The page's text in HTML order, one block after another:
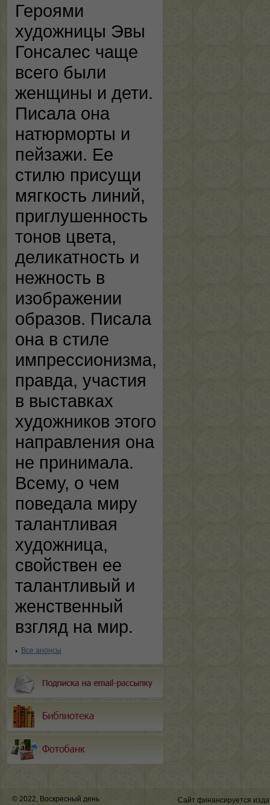
Героями
художницы Эвы
Гонсалес чаще
всего были
женщины и дети.
Писала она
натюрморты и
пейзажи. Ее
стилю присущи
мягкость линий,
приглушенность
тонов цвета,
деликатность и
нежность в
изображении
образов. Писала
она в стиле
импрессионизма,
правда, участия
в выставках
художников этого
направления она
не принимала.
Всему, о чем
поведала миру
талантливая
художница,
свойствен ее
талантливый и
женственный
взгляд на мир.
Все анонсы
© 2022, Воскресный день
Сайт финансируется